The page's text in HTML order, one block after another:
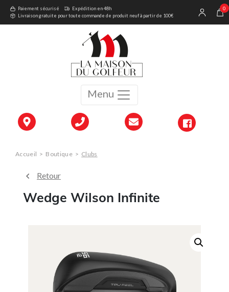
Menu
Paiement sécurisé
Expédition en 48h
Livraison gratuite pour toute commande de produit neuf à partir de 100€
0
Accueil > Boutique > Clubs
Retour
Wedge Wilson Infinite